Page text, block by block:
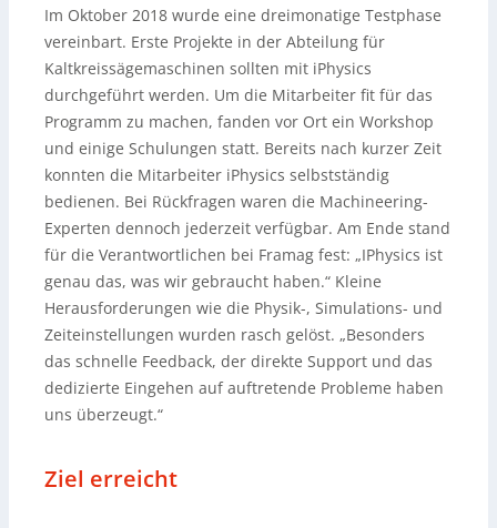
Im Oktober 2018 wurde eine dreimonatige Testphase
vereinbart. Erste Projekte in der Abteilung für
Kaltkreissägemaschinen sollten mit iPhysics
durchgeführt werden. Um die Mitarbeiter fit für das
Programm zu machen, fanden vor Ort ein Workshop
und einige Schulungen statt. Bereits nach kurzer Zeit
konnten die Mitarbeiter iPhysics selbstständig
bedienen. Bei Rückfragen waren die Machineering-
Experten dennoch jederzeit verfügbar. Am Ende stand
für die Verantwortlichen bei Framag fest: „IPhysics ist
genau das, was wir gebraucht haben.“ Kleine
Herausforderungen wie die Physik-, Simulations- und
Zeiteinstellungen wurden rasch gelöst. „Besonders
das schnelle Feedback, der direkte Support und das
dedizierte Eingehen auf auftretende Probleme haben
uns überzeugt.“
Ziel erreicht